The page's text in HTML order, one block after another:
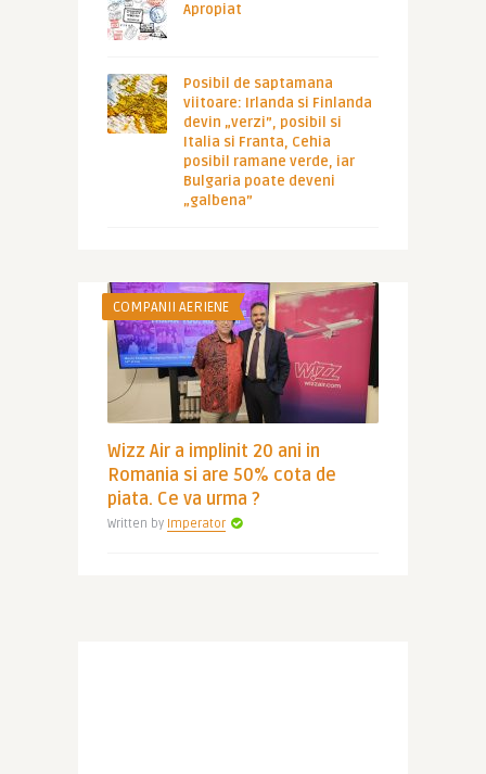
Apropiat
Posibil de saptamana
viitoare: Irlanda si Finlanda
devin „verzi”, posibil si
Italia si Franta, Cehia
posibil ramane verde, iar
Bulgaria poate deveni
„galbena”
COMPANII AERIENE
Wizz Air a implinit 20 ani in
Romania si are 50% cota de
piata. Ce va urma ?
Written by Imperator